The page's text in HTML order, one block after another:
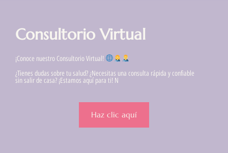
Consultorio Virtual
¡Conoce nuestro Consultorio Virtual!
¿Tienes dudas sobre tu salud? ¿Necesitas una consulta rápida y confiable
sin salir de casa? ¡Estamos aquí para ti! N
Haz clic aquí